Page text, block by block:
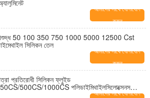
আমাদের সাথে যোগাযোগ
করুন
50 100 350 750 1000 5000 12500 Cst
সিলিকন তেল
আমাদের সাথে যোগাযোগ
করুন
প্রতিরোধী সিলিকন ফ্লুইড
500CS/1000CS পলিডাইমিথাইলসিলোক্সেনস
আমাদের সাথে যোগাযোগ